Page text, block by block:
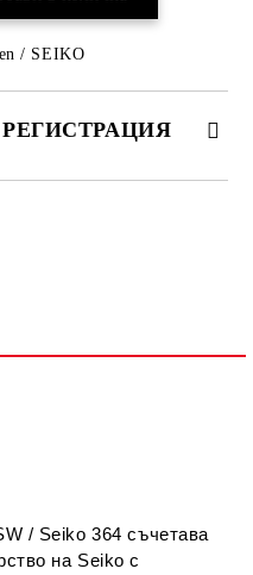
/ SEIKO
на работния ден.
/ Seiko 364 съчетава
на Seiko с